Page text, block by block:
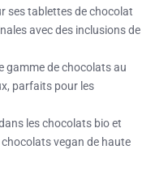
ses tablettes de chocolat
avec des inclusions de
gamme de chocolats au
parfaits pour les
les chocolats bio et
vegan de haute